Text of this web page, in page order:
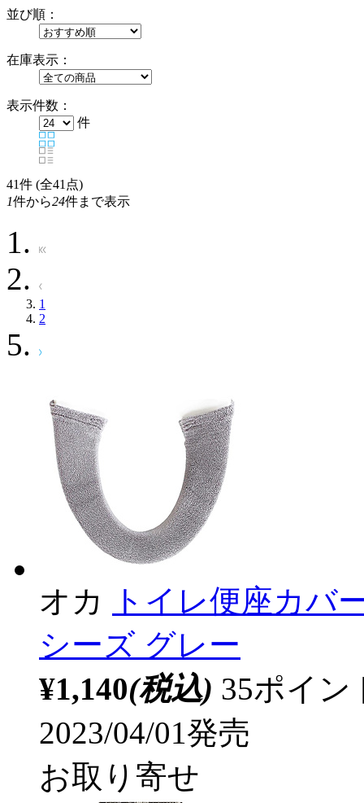
並び順：
在庫表示：
表示件数：
件
41件 (全41点)
1件から24件まで表示
1
2
オカ
トイレ便座カバ
シーズ グレー
¥1,140(税込) 35ポイ
2023/04/01発売
お取り寄せ